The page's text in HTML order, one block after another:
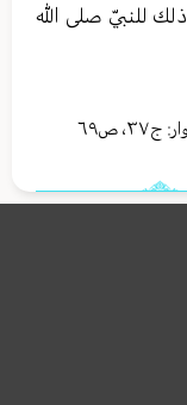
للنبيّ صلى الله
ج٣٧، ص٦٩